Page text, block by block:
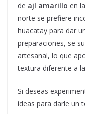
de ají amarillo en
norte se prefiere
huacatay para dar
preparaciones, se
artesanal, lo que
textura diferente a
Si deseas
ideas para darle un